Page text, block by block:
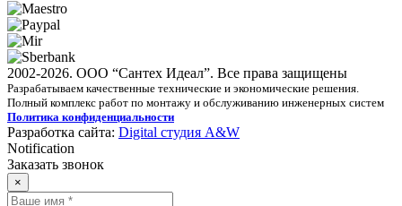
2002-2026. ООО “Сантех Идеал”. Все права защищены
Разрабатываем качественные технические и экономические решения.
Полный комплекс работ по монтажу и обслуживанию инженерных систем
Политика конфиденциальности
Разработка сайта: Digital студия A&W
Notification
Заказать звонок
×